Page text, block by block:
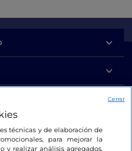
técnicas y de elaboración de
para mejorar la
y realizar análisis agregados.
Cerrar